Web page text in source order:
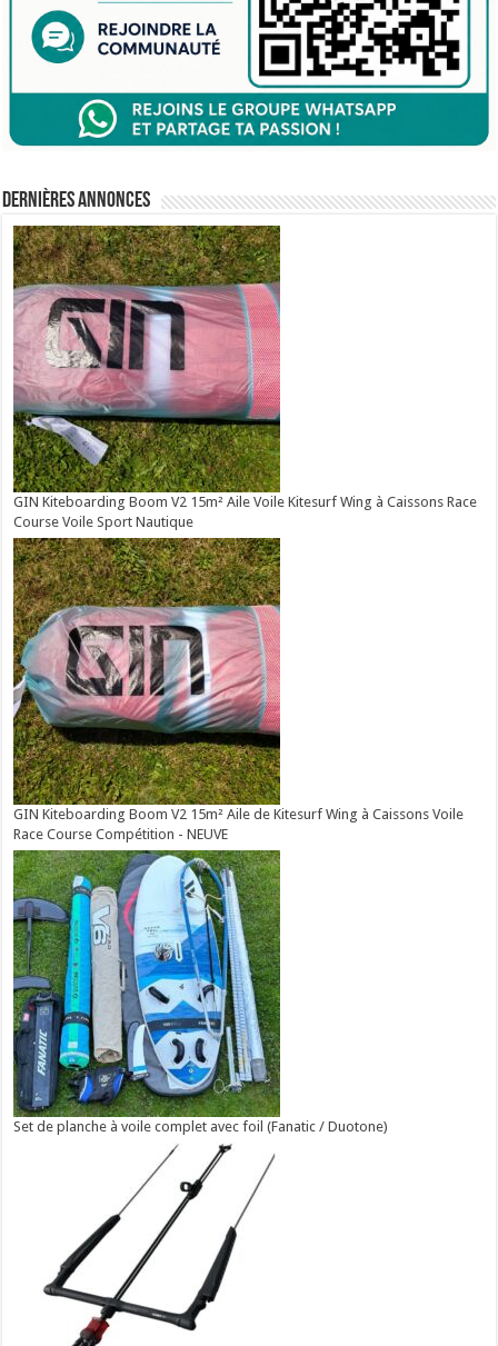
Dernières annonces
GIN Kiteboarding Boom V2 15m² Aile Voile Kitesurf Wing à Caissons Race
Course Voile Sport Nautique
GIN Kiteboarding Boom V2 15m² Aile de Kitesurf Wing à Caissons Voile
Race Course Compétition - NEUVE
Set de planche à voile complet avec foil (Fanatic / Duotone)